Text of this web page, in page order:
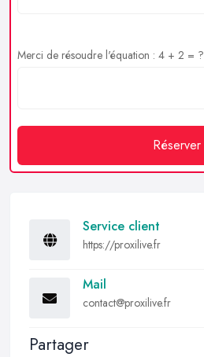
Merci de résoudre l'équation : 4 + 2 = ?
Réserver
Service client
https://proxilive.fr
Mail
contact@proxilive.fr
Partager